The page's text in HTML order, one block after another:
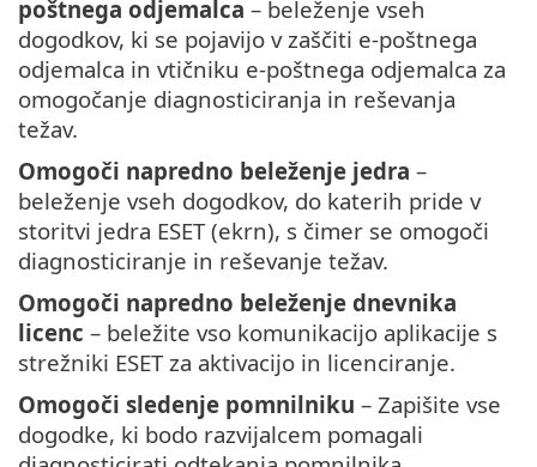
poštnega odjemalca – beleženje vseh
dogodkov, ki se pojavijo v zaščiti e-poštnega
odjemalca in vtičniku e-poštnega odjemalca za
omogočanje diagnosticiranja in reševanja
težav.
Omogoči napredno beleženje jedra –
beleženje vseh dogodkov, do katerih pride v
storitvi jedra ESET (ekrn), s čimer se omogoči
diagnosticiranje in reševanje težav.
Omogoči napredno beleženje dnevnika
licenc – beležite vso komunikacijo aplikacije s
strežniki ESET za aktivacijo in licenciranje.
Omogoči sledenje pomnilniku – Zapišite vse
dogodke, ki bodo razvijalcem pomagali